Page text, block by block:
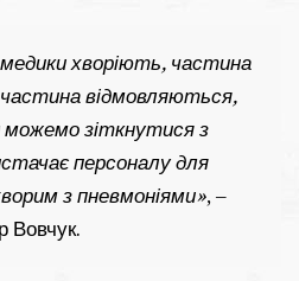
хворіють, частина
частина відмовляються,
зіткнутися з
персоналу для
з пневмоніями», –
Вовчук.